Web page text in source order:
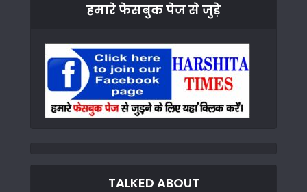
हमारे फेसबुक पेज से जुड़े
TALKED ABOUT